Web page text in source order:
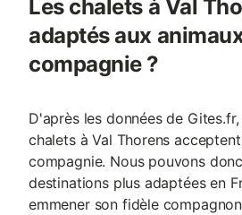
Les chalets à Val
adaptés aux
compagnie ?
D'après les données de
chalets à Val Thorens
compagnie. Nous pouvons
destinations plus adaptées en
emmener son fidèle